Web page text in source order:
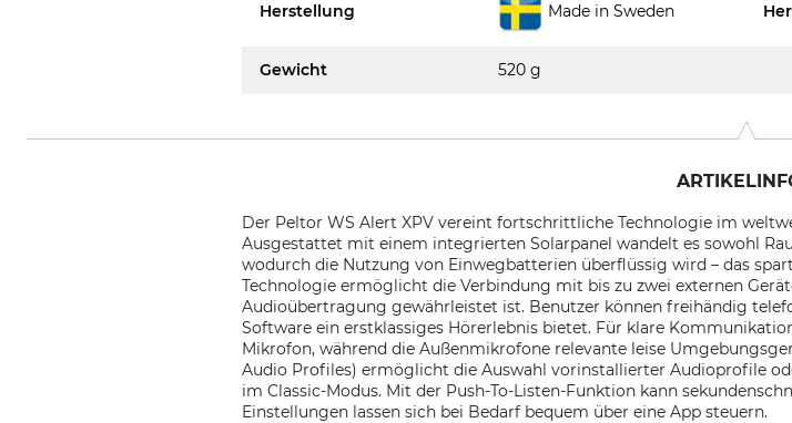
Herstellung Made in Sweden
Gewicht 520 g
Der Peltor WS Alert XPV vereint fortschrittliche Technologie im
Ausgestattet mit einem integrierten Solarpanel wandelt es sowohl
wodurch die Nutzung von Einwegbatterien überflüssig wird – das
Technologie ermöglicht die Verbindung mit bis zu zwei externen
Audioübertragung gewährleistet ist. Benutzer können freihändig
Software ein erstklassiges Hörerlebnis bietet. Für klare
Mikrofon, während die Außenmikrofone relevante leise
Audio Profiles) ermöglicht die Auswahl vorinstallierter Audioprofile
im Classic-Modus. Mit der Push-To-Listen-Funktion kann
Einstellungen lassen sich bei Bedarf bequem über eine App steuern.